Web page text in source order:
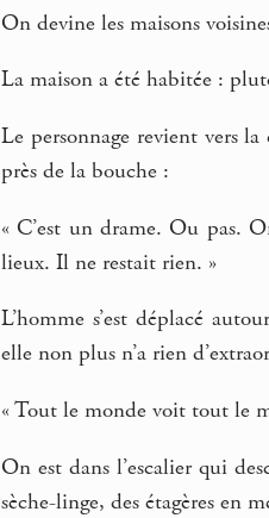
On devine les maisons
La maison a été habitée :
Le personnage revient vers
près de la bouche :
« C’est un drame. Ou pas.
lieux. Il ne restait rien. »
L’homme s’est déplacé
elle non plus n’a rien
« Tout le monde voit tout le
On est dans l’escalier qui
sèche-linge, des étagères en